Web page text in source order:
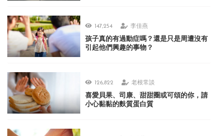
147,254 李佳燕
孩子真的有過動症嗎？還是只是周遭沒有
引起他們興趣的事物？
126,822 老根常談
喜愛貝果、司康、甜甜圈或可頌的你，請
小心黏黏的麩質蛋白質